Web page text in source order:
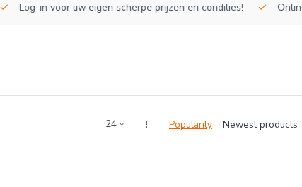
Log-in voor uw eigen scherpe prijzen en condities! Online
Popularity Newest products